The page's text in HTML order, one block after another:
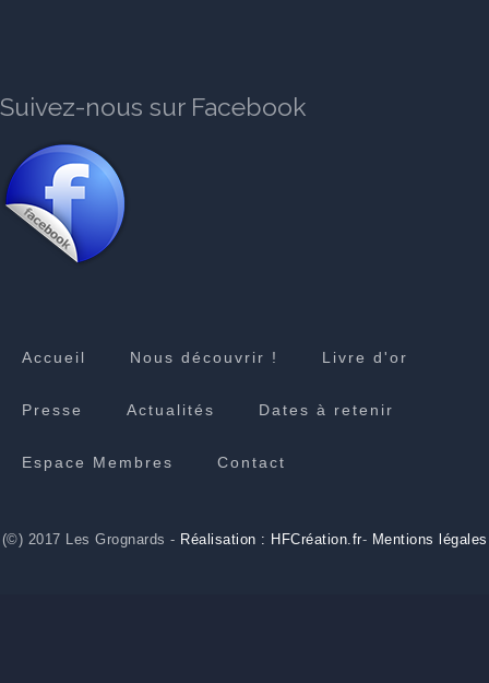
Suivez-nous sur Facebook
Accueil Nous découvrir ! Livre d'or
Presse Actualités Dates à retenir
Espace Membres Contact
(©) 2017 Les Grognards - Réalisation : HFCréation.fr- Mentions légales